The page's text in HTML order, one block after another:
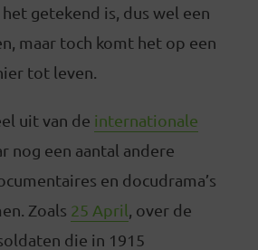
getekend is, dus wel een
maar toch komt het op een
tot leven.
uit van de internationale
nog een aantal andere
en docudrama’s
Zoals 25 April , over de
die in 1915